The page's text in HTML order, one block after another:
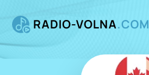
RADIO-VOLNA.COM